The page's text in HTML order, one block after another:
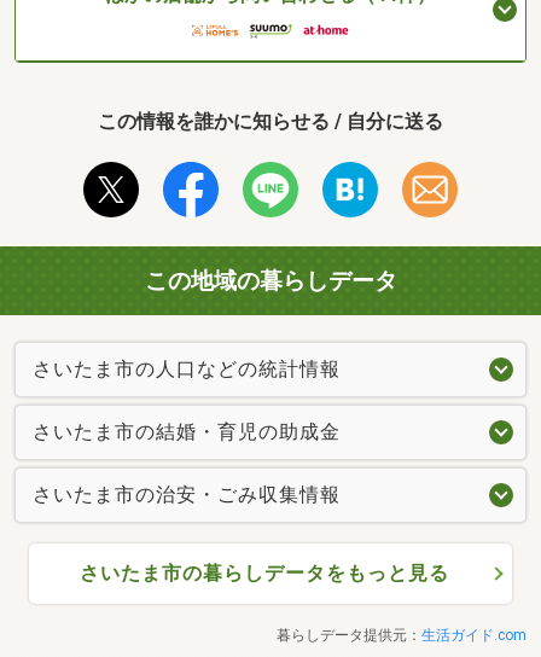
この情報を誰かに知らせる / 自分に送る
この地域の暮らしデータ
さいたま市の人口などの統計情報
さいたま市の結婚・育児の助成金
さいたま市の治安・ごみ収集情報
さいたま市の暮らしデータをもっと見る
暮らしデータ提供元： 生活ガイド.com